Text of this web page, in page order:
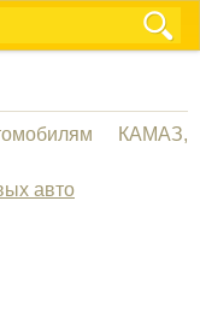
КАМАЗ,
авто